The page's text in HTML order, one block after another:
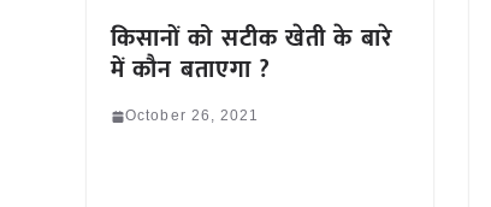
किसानों को सटीक खेती के बारे
में कौन बताएगा ?
October 26, 2021